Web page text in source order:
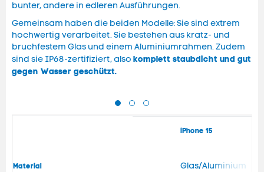
bunter, andere in edleren Ausführungen.
Gemeinsam haben die beiden Modelle: Sie sind extrem
hochwertig verarbeitet. Sie bestehen aus kratz- und
bruchfestem Glas und einem Aluminiumrahmen. Zudem
sind sie IP68-zertifiziert, also komplett staubdicht und gut
gegen Wasser geschützt.
iPhone 15
Material Glas/Aluminium